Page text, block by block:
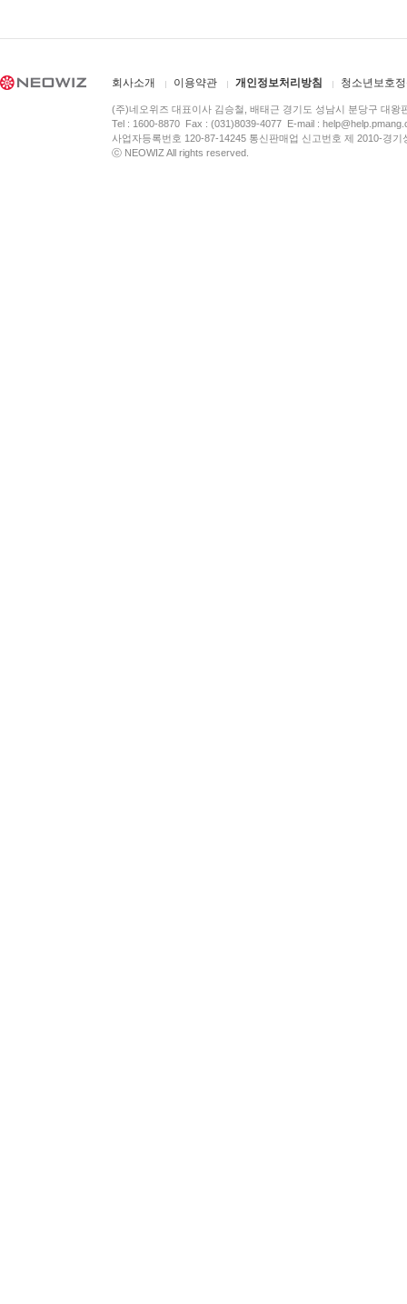
회사소개 이용약관 개인정보처리방침 청소년보호
(주)네오위즈 대표이사 김승철, 배태근 경기도 성남시 분당구 대왕
Tel : 1600-8870 Fax : (031)8039-4077 E-mail :
사업자등록번호 120-87-14245 통신판매업 신고번호 제 2010-경
ⓒ NEOWIZ All rights reserved.